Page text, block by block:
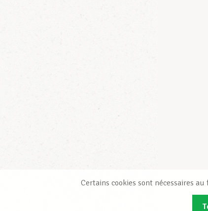
Certains cookies sont nécessaires